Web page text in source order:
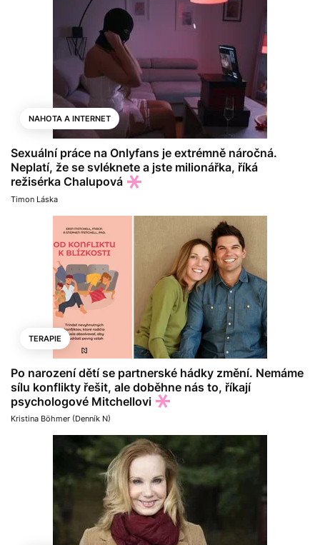
NAHOTA A INTERNET
Sexuální práce na Onlyfans je extrémně náročná.
Neplatí, že se svléknete a jste milionářka, říká
režisérka Chalupová
Timon Láska
TERAPIE
Po narození dětí se partnerské hádky změní. Nemáme
sílu konflikty řešit, ale doběhne nás to, říkají
psychologové Mitchellovi
Kristina Böhmer (Denník N)